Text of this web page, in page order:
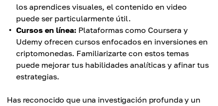
los aprendices visuales, el contenido en video
puede ser particularmente útil.
Cursos en línea: Plataformas como Coursera y
Udemy ofrecen cursos enfocados en inversiones en
criptomonedas. Familiarizarte con estos temas
puede mejorar tus habilidades analíticas y afinar tus
estrategias.
Has reconocido que una investigación profunda y un